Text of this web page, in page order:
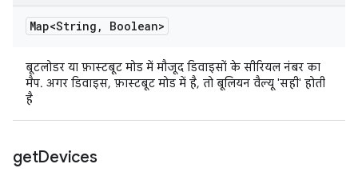
Map<String , Boolean>
बूटलोडर या फ़ास्टबूट मोड में मौजूद डिवाइसों के सीरियल नंबर का
मैप. अगर डिवाइस, फ़ास्टबूट मोड में है, तो बूलियन वैल्यू 'सही' होती
है
getDevices